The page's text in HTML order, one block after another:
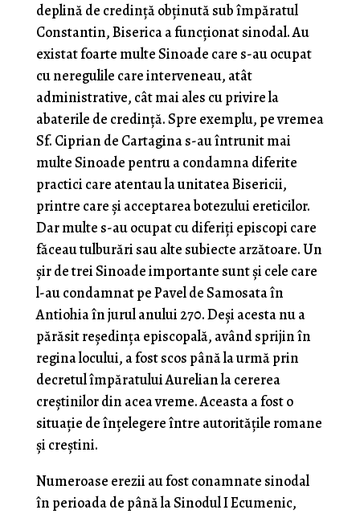
deplină de credință obținută sub împăratul
Constantin, Biserica a funcționat sinodal. Au
existat foarte multe Sinoade care s-au ocupat
cu neregulile care interveneau, atât
administrative, cât mai ales cu privire la
abaterile de credință. Spre exemplu, pe vremea
Sf. Ciprian de Cartagina s-au întrunit mai
multe Sinoade pentru a condamna diferite
practici care atentau la unitatea Bisericii,
printre care și acceptarea botezului ereticilor.
Dar multe s-au ocupat cu diferiți episcopi care
făceau tulburări sau alte subiecte arzătoare. Un
șir de trei Sinoade importante sunt și cele care
l-au condamnat pe Pavel de Samosata în
Antiohia în jurul anului 270. Deși acesta nu a
părăsit reședința episcopală, având sprijin în
regina locului, a fost scos până la urmă prin
decretul împăratului Aurelian la cererea
creștinilor din acea vreme. Aceasta a fost o
situație de înțelegere între autoritățile romane
și creștini.
Numeroase erezii au fost conamnate sinodal
în perioada de până la Sinodul I Ecumenic,